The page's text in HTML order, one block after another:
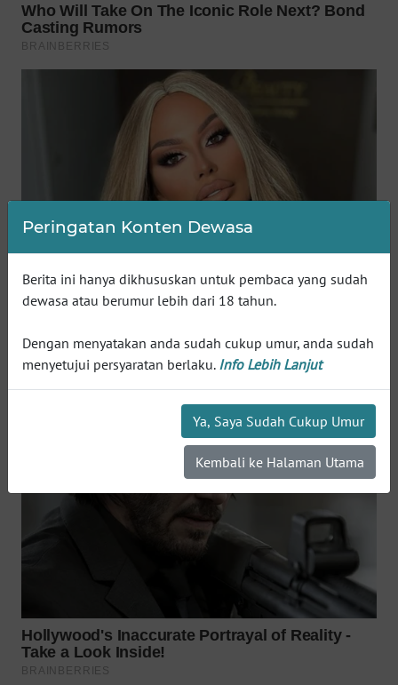
Peringatan Konten Dewasa
Berita ini hanya dikhususkan untuk pembaca yang sudah
dewasa atau berumur lebih dari 18 tahun.
Dengan menyatakan anda sudah cukup umur, anda sudah
menyetujui persyaratan berlaku. Info Lebih Lanjut
Ya, Saya Sudah Cukup Umur
Kembali ke Halaman Utama
SUMEDANG
WN
TANGERANG
WN
BINJAI
WN
CIREBON
KUNINGAN
SUBANG
WN